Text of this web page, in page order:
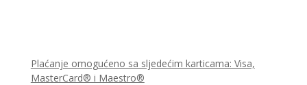
Plaćanje omogućeno sa sljedećim karticama: Visa,
MasterCard® i Maestro®